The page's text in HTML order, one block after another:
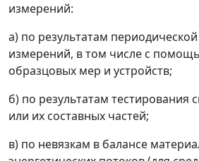
измерений:
а) по результатам
измерений, в том числе с
образцовых мер и устройств;
б) по результатам тестирования
или их составных частей;
в) по невязкам в балансе